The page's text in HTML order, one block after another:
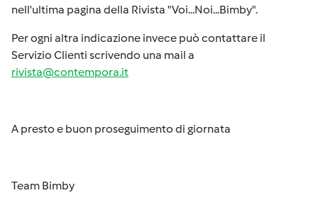
nell'ultima pagina della Rivista "Voi...Noi...Bimby".
Per ogni altra indicazione invece può contattare il
Servizio Clienti scrivendo una mail a
rivista@contempora.it
A presto e buon proseguimento di giornata
Team Bimby